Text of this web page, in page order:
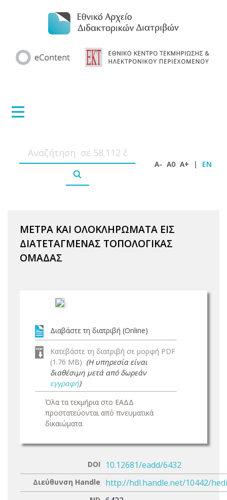
A- A0 A+ | EN
ΜΕΤΡΑ ΚΑΙ ΟΛΟΚΛΗΡΩΜΑΤΑ ΕΙΣ
ΔΙΑΤΕΤΑΓΜΕΝΑΣ ΤΟΠΟΛΟΓΙΚΑΣ
ΟΜΑΔΑΣ
Διαβάστε τη διατριβή (Online)
Κατεβάστε τη διατριβή σε μορφή PDF
(1.76 MB) (Η υπηρεσία είναι
διαθέσιμη μετά από δωρεάν
εγγραφή)
Όλα τα τεκμήρια στο ΕΑΔΔ
προστατεύονται από πνευματικά
δικαιώματα.
DOI 10.12681/eadd/6432
Διεύθυνση Handle http://hdl.handle.net/10442/